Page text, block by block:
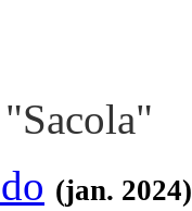
(jan. 2024)